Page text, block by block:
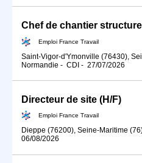
Chef de chantier
Emploi France Travail
Saint-Vigor-d'Ymonville (76430),
Normandie - CDI - 27/07/2026
Directeur de site (H/F)
Emploi France Travail
Dieppe (76200), Seine-Maritime
06/08/2026